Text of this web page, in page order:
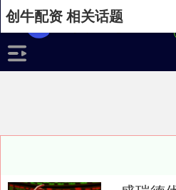
创牛配资 相关话题